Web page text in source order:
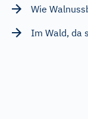
Wie
Im Wald, da